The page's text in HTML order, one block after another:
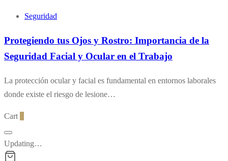
Seguridad
Protegiendo tus Ojos y Rostro: Importancia de la
Seguridad Facial y Ocular en el Trabajo
La protección ocular y facial es fundamental en entornos laborales
donde existe el riesgo de lesione…
Cart
Updating…